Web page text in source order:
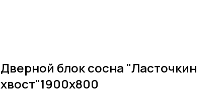
Дверной блок сосна "Ласточкин
хвост"1900х800